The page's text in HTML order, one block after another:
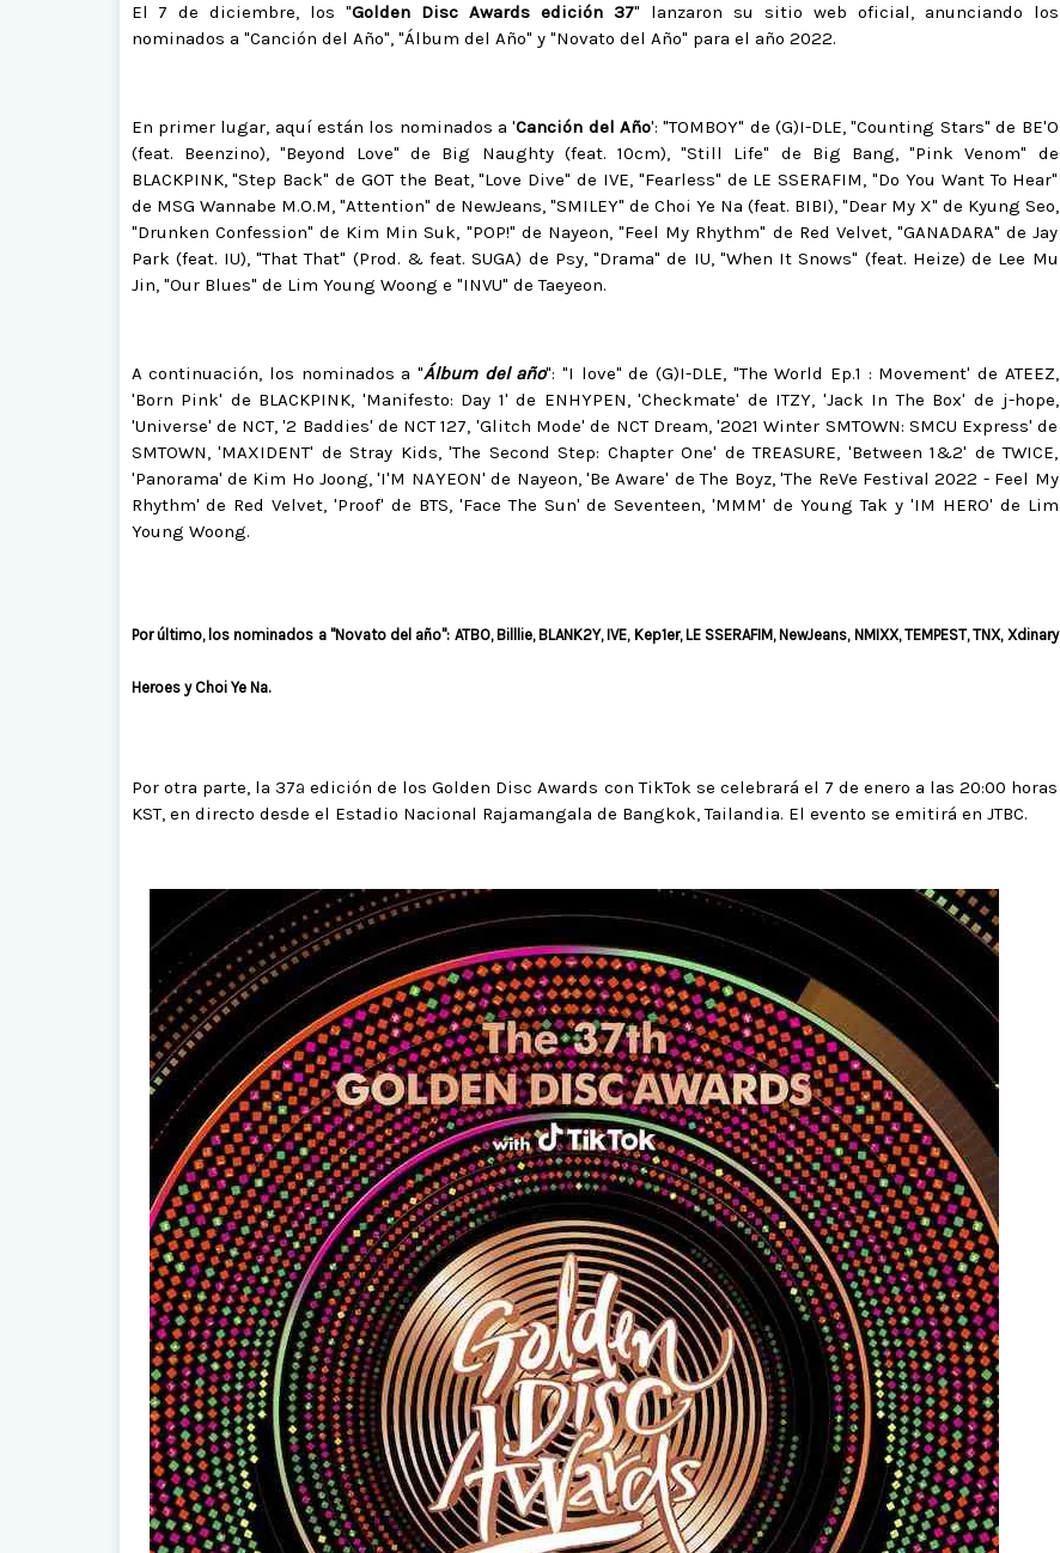
El 7 de diciembre, los "Golden Disc Awards edición 37" lanzaron su sitio web oficial, anunciando los
nominados a "Canción del Año", "Álbum del Año" y "Novato del Año" para el año 2022.
En primer lugar, aquí están los nominados a 'Canción del Año': "TOMBOY" de (G)I-DLE, "Counting Stars" de BE'O
(feat. Beenzino), "Beyond Love" de Big Naughty (feat. 10cm), "Still Life" de Big Bang, "Pink Venom" de
BLACKPINK, "Step Back" de GOT the Beat, "Love Dive" de IVE, "Fearless" de LE SSERAFIM, "Do You Want To Hear"
de MSG Wannabe M.O.M, "Attention" de NewJeans, "SMILEY" de Choi Ye Na (feat. BIBI), "Dear My X" de Kyung Seo,
"Drunken Confession" de Kim Min Suk, "POP!" de Nayeon, "Feel My Rhythm" de Red Velvet, "GANADARA" de Jay
Park (feat. IU), "That That" (Prod. & feat. SUGA) de Psy, "Drama" de IU, "When It Snows" (feat. Heize) de Lee Mu
Jin, "Our Blues" de Lim Young Woong e "INVU" de Taeyeon.
A continuación, los nominados a "Álbum del año": "I love" de (G)I-DLE, "The World Ep.1 : Movement' de ATEEZ,
'Born Pink' de BLACKPINK, 'Manifesto: Day 1' de ENHYPEN, 'Checkmate' de ITZY, 'Jack In The Box' de j-hope,
'Universe' de NCT, '2 Baddies' de NCT 127, 'Glitch Mode' de NCT Dream, '2021 Winter SMTOWN: SMCU Express' de
SMTOWN, 'MAXIDENT' de Stray Kids, 'The Second Step: Chapter One' de TREASURE, 'Between 1&2' de TWICE,
'Panorama' de Kim Ho Joong, 'I'M NAYEON' de Nayeon, 'Be Aware' de The Boyz, 'The ReVe Festival 2022 - Feel My
Rhythm' de Red Velvet, 'Proof' de BTS, 'Face The Sun' de Seventeen, 'MMM' de Young Tak y 'IM HERO' de Lim
Young Woong.
Por último, los nominados a "Novato del año": ATBO, Billlie, BLANK2Y, IVE, Kep1er, LE SSERAFIM, NewJeans, NMIXX, TEMPEST, TNX, Xdinary
Heroes y Choi Ye Na.
Por otra parte, la 37ª edición de los Golden Disc Awards con TikTok se celebrará el 7 de enero a las 20:00 horas
KST, en directo desde el Estadio Nacional Rajamangala de Bangkok, Tailandia. El evento se emitirá en JTBC.